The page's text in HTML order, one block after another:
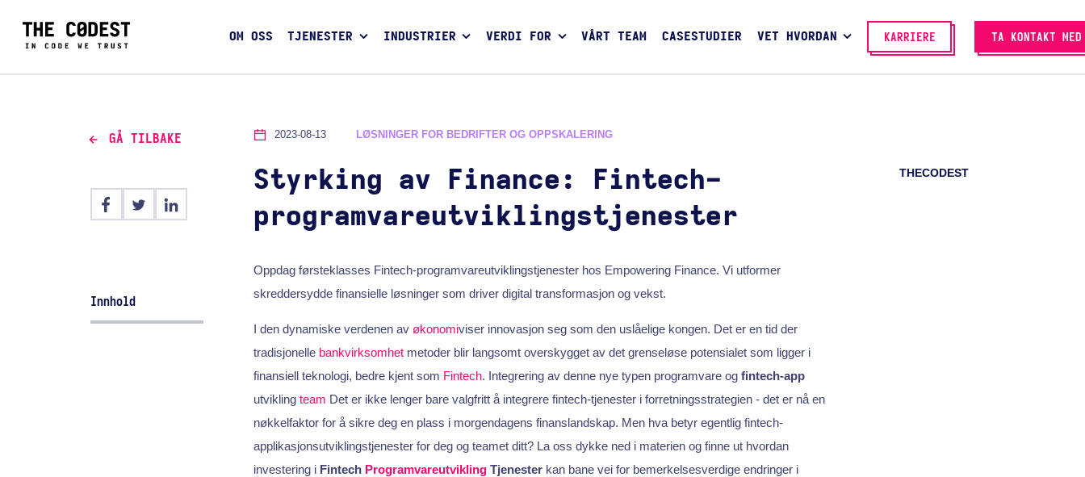
OM OSS TJENESTER INDUSTRIER VERDI FOR VÅRT TEAM CASESTUDIER VET HVORDAN KARRIERE TA KONTAKT MED
GÅ TILBAKE
Innhold
2023-08-13 LØSNINGER FOR BEDRIFTER OG OPPSKALERING
Styrking av Finance: Fintech-
programvareutviklingstjenester
THECODEST
Oppdag førsteklasses Fintech-programvareutviklingstjenester hos Empowering Finance. Vi utformer
skreddersydde finansielle løsninger som driver digital transformasjon og vekst.
I den dynamiske verdenen av økonomiviser innovasjon seg som den uslåelige kongen. Det er en tid der
tradisjonelle bankvirksomhetmetoder blir langsomt overskygget av det grenseløse potensialet som ligger i
finansiell teknologi, bedre kjent som Fintech. Integrering av denne nye typen programvare og fintech-app
utvikling team Det er ikke lenger bare valgfritt å integrere fintech-tjenester i forretningsstrategien - det er nå en
nøkkelfaktor for å sikre deg en plass i morgendagens finanslandskap. Men hva betyr egentlig fintech-
applikasjonsutviklingstjenester for deg og teamet ditt? La oss dykke ned i materien og finne ut hvordan
investering i Fintech ProgramvareutviklingTjenesterkan bane vei for bemerkelsesverdige endringer i